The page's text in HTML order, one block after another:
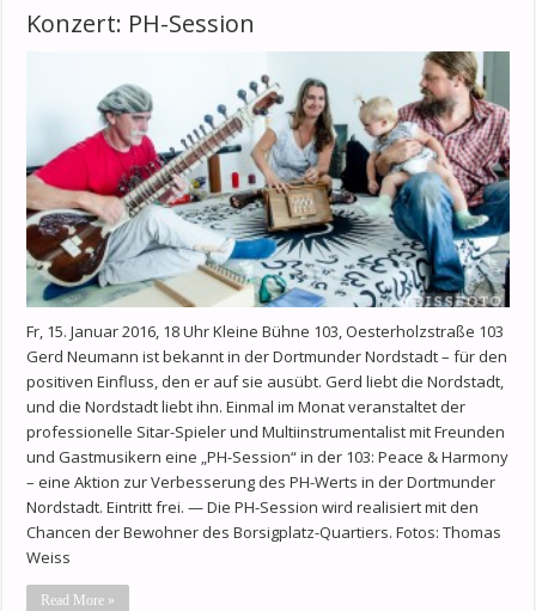
Konzert: PH-Session
Fr, 15. Januar 2016, 18 Uhr Kleine Bühne 103, Oesterholzstraße 103
Gerd Neumann ist bekannt in der Dortmunder Nordstadt – für den
positiven Einfluss, den er auf sie ausübt. Gerd liebt die Nordstadt,
und die Nordstadt liebt ihn. Einmal im Monat veranstaltet der
professionelle Sitar-Spieler und Multiinstrumentalist mit Freunden
und Gastmusikern eine „PH-Session“ in der 103: Peace & Harmony
– eine Aktion zur Verbesserung des PH-Werts in der Dortmunder
Nordstadt. Eintritt frei. — Die PH-Session wird realisiert mit den
Chancen der Bewohner des Borsigplatz-Quartiers. Fotos: Thomas
Weiss
Read More »